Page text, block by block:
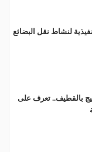
لنشاط نقل البضائع
بالقطيف.. تعرف على